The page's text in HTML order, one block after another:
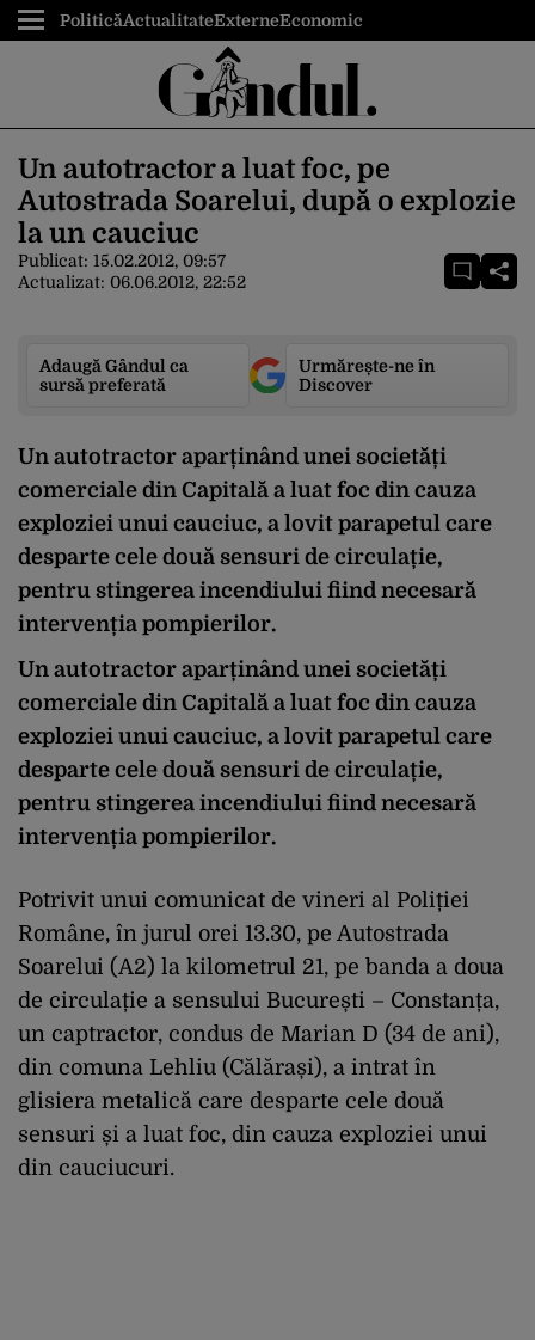
PoliticăActualitateExterneEconomic
Un autotractor a luat foc, pe
Autostrada Soarelui, după o explozie
la un cauciuc
Publicat: 15.02.2012, 09:57
Actualizat: 06.06.2012, 22:52
Adaugă Gândul ca
sursă preferată
Urmărește-ne în
Discover
Un autotractor aparținând unei societăți
comerciale din Capitală a luat foc din cauza
exploziei unui cauciuc, a lovit parapetul care
desparte cele două sensuri de circulație,
pentru stingerea incendiului fiind necesară
intervenția pompierilor.
Un autotractor aparținând unei societăți
comerciale din Capitală a luat foc din cauza
exploziei unui cauciuc, a lovit parapetul care
desparte cele două sensuri de circulație,
pentru stingerea incendiului fiind necesară
intervenția pompierilor.
Potrivit unui comunicat de vineri al Poliției
Române, în jurul orei 13.30, pe Autostrada
Soarelui (A2) la kilometrul 21, pe banda a doua
de circulație a sensului București – Constanța,
un captractor, condus de Marian D (34 de ani),
din comuna Lehliu (Călărași), a intrat în
glisiera metalică care desparte cele două
sensuri și a luat foc, din cauza exploziei unui
din cauciucuri.